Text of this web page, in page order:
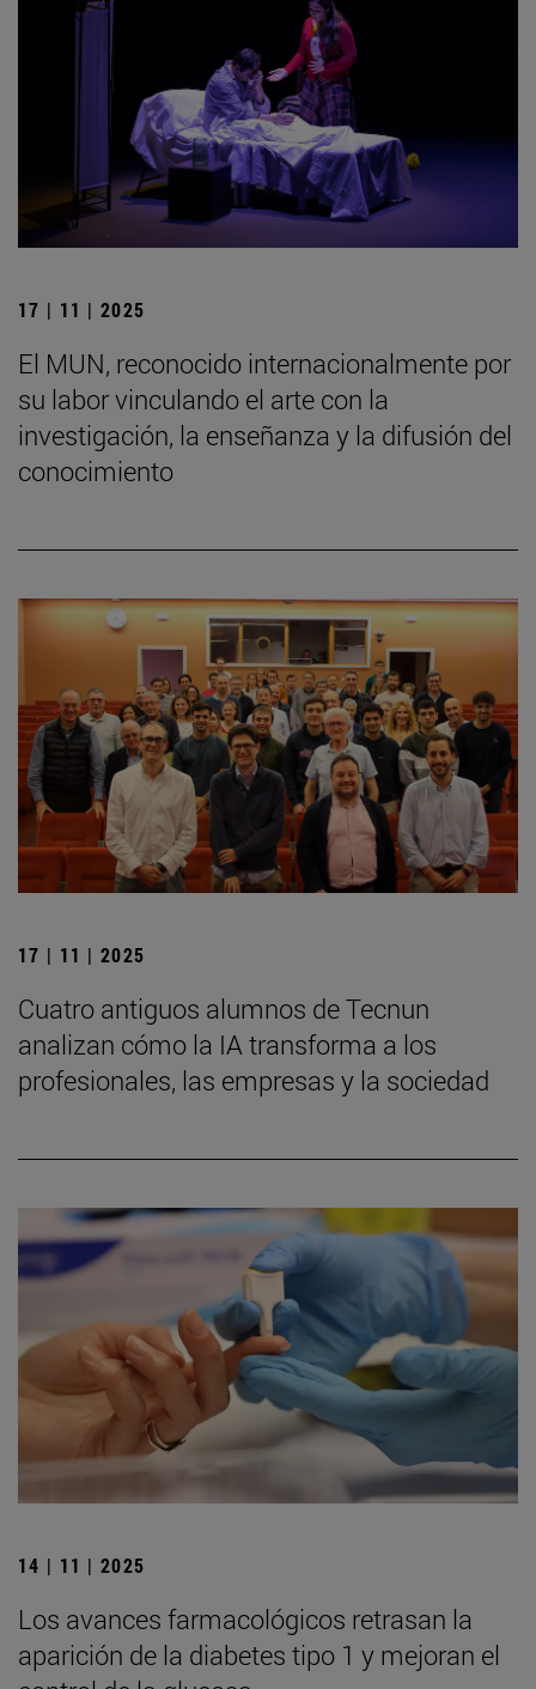
17 | 11 | 2025
El MUN, reconocido internacionalmente por
su labor vinculando el arte con la
investigación, la enseñanza y la difusión del
conocimiento
17 | 11 | 2025
Cuatro antiguos alumnos de Tecnun
analizan cómo la IA transforma a los
profesionales, las empresas y la sociedad
14 | 11 | 2025
Los avances farmacológicos retrasan la
aparición de la diabetes tipo 1 y mejoran el